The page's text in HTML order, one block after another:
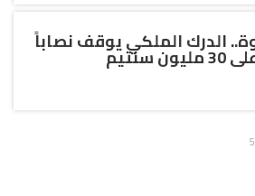
الدرك الملكي يوقف نصاباً
سنتيم